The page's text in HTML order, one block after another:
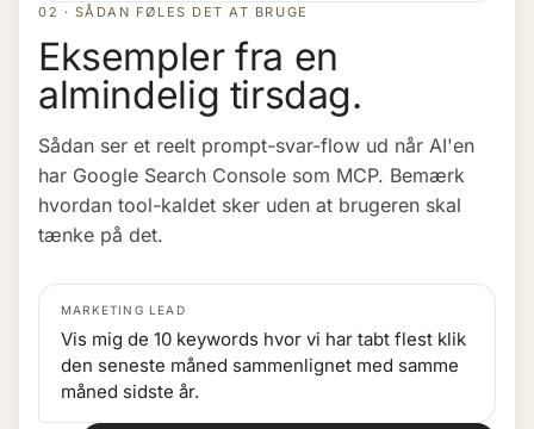
02 · SÅDAN FØLES DET AT BRUGE
Eksempler fra en
almindelig tirsdag.
Sådan ser et reelt prompt-svar-flow ud når AI'en
har Google Search Console som MCP. Bemærk
hvordan tool-kaldet sker uden at brugeren skal
tænke på det.
MARKETING LEAD
Vis mig de 10 keywords hvor vi har tabt flest klik
den seneste måned sammenlignet med samme
måned sidste år.